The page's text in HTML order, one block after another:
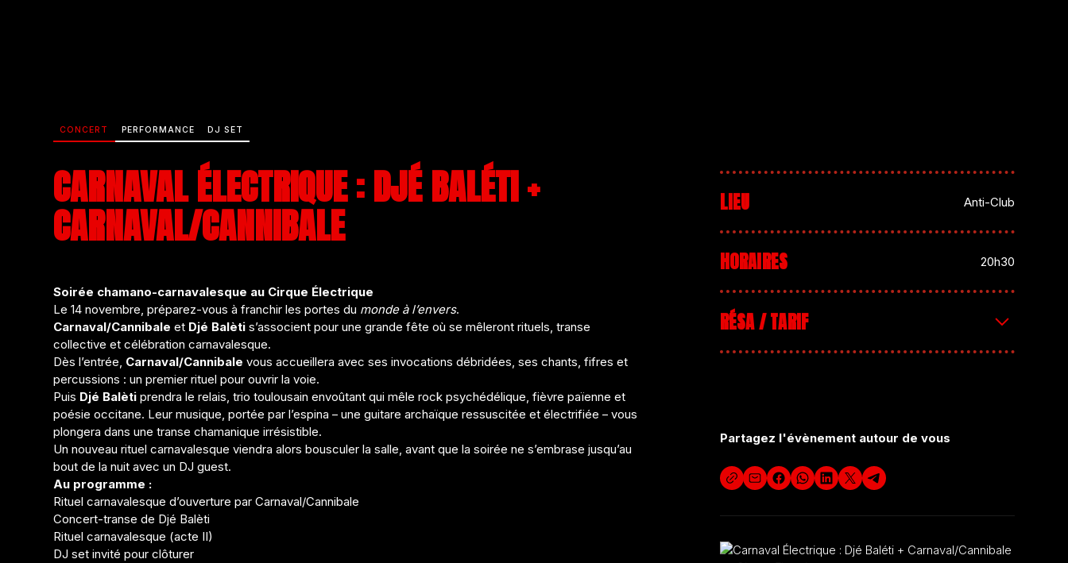
CONCERT PERFORMANCE DJ SET
CARNAVAL ÉLECTRIQUE : DJÉ BALÉTI +
CARNAVAL/CANNIBALE
Soirée chamano-carnavalesque au Cirque Électrique
Le 14 novembre, préparez-vous à franchir les portes du monde à l’envers.
Carnaval/Cannibale et Djé Balèti s’associent pour une grande fête où se mêleront rituels, transe
collective et célébration carnavalesque.
Dès l’entrée, Carnaval/Cannibale vous accueillera avec ses invocations débridées, ses chants, fifres et
percussions : un premier rituel pour ouvrir la voie.
Puis Djé Balèti prendra le relais, trio toulousain envoûtant qui mêle rock psychédélique, fièvre païenne et
poésie occitane. Leur musique, portée par l’espina – une guitare archaïque ressuscitée et électrifiée – vous
plongera dans une transe chamanique irrésistible.
Un nouveau rituel carnavalesque viendra alors bousculer la salle, avant que la soirée ne s’embrase jusqu’au
bout de la nuit avec un DJ guest.
Au programme :
Rituel carnavalesque d’ouverture par Carnaval/Cannibale
Concert-transe de Djé Balèti
Rituel carnavalesque (acte II)
DJ set invité pour clôturer
LIEU Anti-Club
HORAIRES 20h30
RÉSA / TARIF
Partagez l'évènement autour de vous